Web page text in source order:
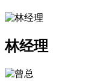
林经理